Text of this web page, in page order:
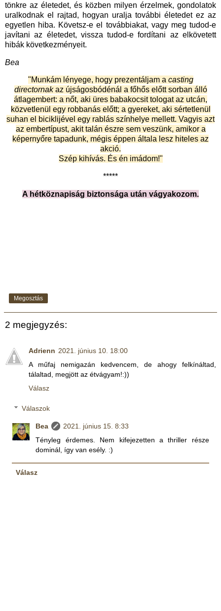
tönkre az életedet, és közben milyen érzelmek, gondolatok
uralkodnak el rajtad, hogyan uralja további életedet ez az
egyetlen hiba. Követsz-e el továbbiakat, vagy meg tudod-e
javítani az életedet, vissza tudod-e fordítani az elkövetett
hibák következményeit.
Bea
"Munkám lényege, hogy prezentáljam a casting
directornakaz újságosbódénál a főhős előtt sorban álló
átlagembert: a nőt, aki üres babakocsit tologat az utcán,
közvetlenül egy robbanás előtt; a gyereket, aki sértetlenül
suhan el biciklijével egy rablás színhelye mellett. Vagyis azt
az embertípust, akit talán észre sem veszünk, amikor a
képernyőre tapadunk, mégis éppen általa lesz hiteles az
akció.
Szép kihívás. És én imádom!"
*****
A hétköznapiság biztonsága után vágyakozom.
Megosztás
2 megjegyzés:
Adrienn 2021. június 10. 18:00
A műfaj nemigazán kedvencem, de ahogy felkínáltad,
tálaltad, megjött az étvágyam!:))
Válasz
Válaszok
Bea
2021. június 15. 8:33
Tényleg érdemes. Nem kifejezetten a thriller része
dominál, így van esély. :)
Válasz